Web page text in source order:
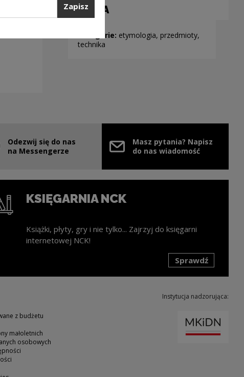
SZAFA
Kategorie: etymologia, przedmioty,
technika
oknie
Odezwij się do nas
na Messengerze
link zostanie otwarty w nowym oknie
Masz pytania? Napisz
do nas wiadomość
KSIĘGARNIA NCK
Książki, płyty, gry i nie tylko... Zajrzyj do księgarni
internetowej NCK!
Sprawdź
z budżetu
małoletnich
osobowych
Instytucja nadzorująca:
Zapisz